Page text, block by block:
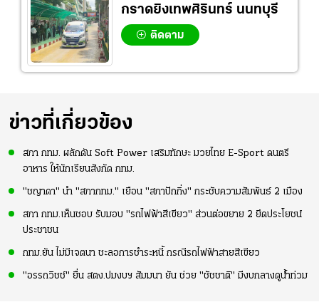
กราดยิงเทพศิรินทร์ นนทบุรี
ติดตาม
ข่าวที่เกี่ยวข้อง
สภา กทม. ผลักดัน Soft Power เสริมทักษะ มวยไทย E-Sport ดนตรี
อาหาร ให้นักเรียนสังกัด กทม.
"ชญาดา" นำ "สภากทม." เยือน "สภาปักกิ่ง" กระชับความสัมพันธ์ 2 เมือง
สภา กทม.เห็นชอบ รับมอบ "รถไฟฟ้าสีเขียว" ส่วนต่อขยาย 2 ยึดประโยชน์
ประชาชน
กทม.ยัน ไม่มีเจตนา ชะลอการชำระหนี้ กรณีรถไฟฟ้าสายสีเขียว
"อรรถวิชช์" ยื่น สตง.ปมงบฯ สัมมนา ยัน ช่วย "ชัชชาติ" มีงบกลางดูน้ำท่วม